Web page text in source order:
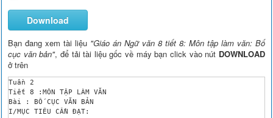
Download
Bạn đang xem tài liệu "Giáo án Ngữ văn 8 tiết 8: Môn tập làm văn: Bố
cục văn bản", để tải tài liệu gốc về máy bạn click vào nút DOWNLOAD
ở trên
Tuần 2
Tiết 8 :MÔN TẬP LÀM VĂN
Bài : BỐ CỤC VĂN BẢN
I/MỤC TIÊU CẦN ĐẠT: